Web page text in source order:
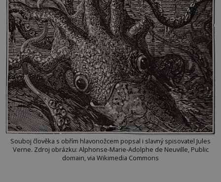
Souboj člověka s obřím hlavonožcem popsal i slavný spisovatel Jules
Verne. Zdroj obrázku: Alphonse-Marie-Adolphe de Neuville, Public
domain, via Wikimedia Commons